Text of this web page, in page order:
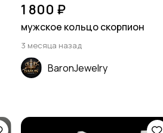
1 800 ₽
мужское кольцо скорпион
3 месяца назад
BaronJewelry